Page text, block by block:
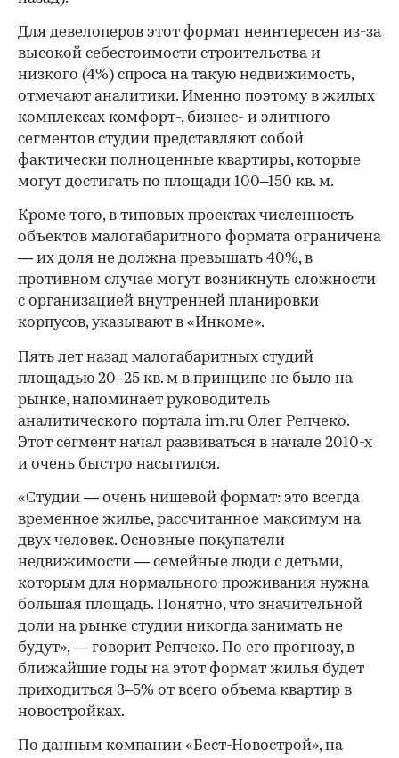
Для девелоперов этот формат неинтересен из-за
высокой себестоимости строительства и
низкого (4%) спроса на такую недвижимость,
отмечают аналитики. Именно поэтому в жилых
комплексах комфорт-, бизнес- и элитного
сегментов студии представляют собой
фактически полноценные квартиры, которые
могут достигать по площади 100–150 кв. м.
Кроме того, в типовых проектах численность
объектов малогабаритного формата ограничена
— их доля не должна превышать 40%, в
противном случае могут возникнуть сложности
с организацией внутренней планировки
корпусов, указывают в «Инкоме».
00:00
Пять лет назад малогабаритных студий
площадью 20–25 кв. м в принципе не было на
рынке, напоминает руководитель
аналитического портала irn.ru Олег Репчеко.
Этот сегмент начал развиваться в начале 2010-х
и очень быстро насытился.
«Студии — очень нишевой формат: это всегда
временное жилье, рассчитанное максимум на
двух человек. Основные покупатели
недвижимости — семейные люди с детьми,
которым для нормального проживания нужна
большая площадь. Понятно, что значительной
доли на рынке студии никогда занимать не
будут», — говорит Репчеко. По его прогнозу, в
ближайшие годы на этот формат жилья будет
приходиться 3–5% от всего объема квартир в
новостройках.
По данным компании «Бест-Новострой», на